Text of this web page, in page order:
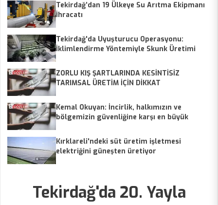
Tekirdağ’dan 19 Ülkeye Su Arıtma Ekipmanı
İhracatı
Tekirdağ'da Uyuşturucu Operasyonu:
İklimlendirme Yöntemiyle Skunk Üretimi
ZORLU KIŞ ŞARTLARINDA KESİNTİSİZ
TARIMSAL ÜRETİM İÇİN DİKKAT
Kemal Okuyan: İncirlik, halkımızın ve
bölgemizin güvenliğine karşı en büyük
Kırklareli'ndeki süt üretim işletmesi
elektriğini güneşten üretiyor
Tekirdağ'da 20. Yayla